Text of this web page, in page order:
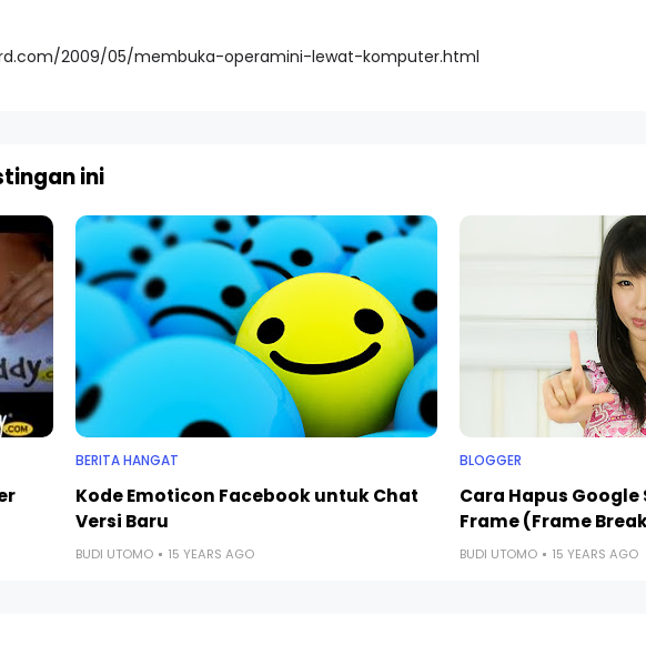
2009/05/membuka-operamini-lewat-komputer.html
ini
BERITA HANGAT
Kode Emoticon Facebook untuk Chat
Versi Baru
BUDI UTOMO 15 YEARS AGO
BLOGGER
Cara Hapus
Frame (Frame
BUDI UTOMO 15 YEARS AGO